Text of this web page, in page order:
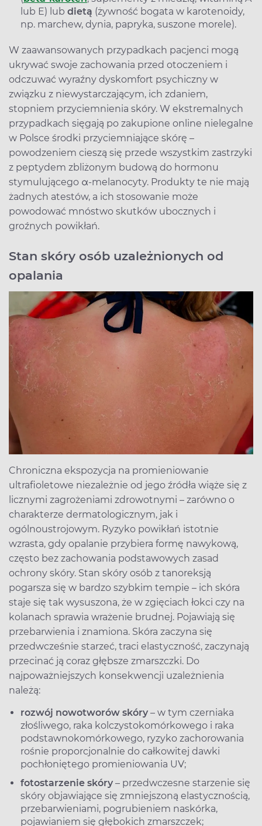
lub E) lub dietą (żywność bogata w karotenoidy,
np. marchew, dynia, papryka, suszone morele).
W zaawansowanych przypadkach pacjenci mogą
ukrywać swoje zachowania przed otoczeniem i
odczuwać wyraźny dyskomfort psychiczny w
związku z niewystarczającym, ich zdaniem,
stopniem przyciemnienia skóry. W ekstremalnych
przypadkach sięgają po zakupione online nielegalne
w Polsce środki przyciemniające skórę –
powodzeniem cieszą się przede wszystkim zastrzyki
z peptydem zbliżonym budową do hormonu
stymulującego α-melanocyty. Produkty te nie mają
żadnych atestów, a ich stosowanie może
powodować mnóstwo skutków ubocznych i
groźnych powikłań.
Stan skóry osób uzależnionych od
opalania
Chroniczna ekspozycja na promieniowanie
ultrafioletowe niezależnie od jego źródła wiąże się z
licznymi zagrożeniami zdrowotnymi – zarówno o
charakterze dermatologicznym, jak i
ogólnoustrojowym. Ryzyko powikłań istotnie
wzrasta, gdy opalanie przybiera formę nawykową,
często bez zachowania podstawowych zasad
ochrony skóry. Stan skóry osób z tanoreksją
pogarsza się w bardzo szybkim tempie – ich skóra
staje się tak wysuszona, że w zgięciach łokci czy na
kolanach sprawia wrażenie brudnej. Pojawiają się
przebarwienia i znamiona. Skóra zaczyna się
przedwcześnie starzeć, traci elastyczność, zaczynają
przecinać ją coraz głębsze zmarszczki. Do
najpoważniejszych konsekwencji uzależnienia
należą:
rozwój nowotworów skóry – w tym czerniaka
złośliwego, raka kolczystokomórkowego i raka
podstawnokomórkowego, ryzyko zachorowania
rośnie proporcjonalnie do całkowitej dawki
pochłoniętego promieniowania UV;
fotostarzenie skóry – przedwczesne starzenie się
skóry objawiające się zmniejszoną elastycznością,
przebarwieniami, pogrubieniem naskórka,
pojawianiem się głębokich zmarszczek;